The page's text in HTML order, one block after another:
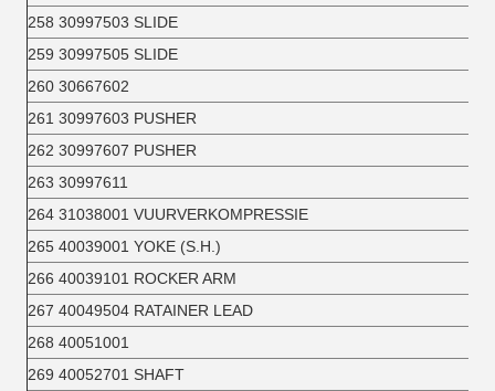
258 30997503 SLIDE
259 30997505 SLIDE
260 30667602
261 30997603 PUSHER
262 30997607 PUSHER
263 30997611
264 31038001 VUURVERKOMPRESSIE
265 40039001 YOKE (S.H.)
266 40039101 ROCKER ARM
267 40049504 RATAINER LEAD
268 40051001
269 40052701 SHAFT